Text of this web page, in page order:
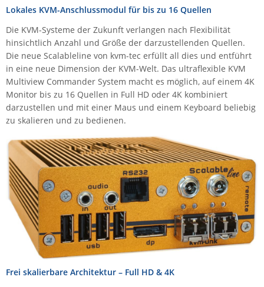
Panorama Antennas
PatchSee
Power Kingdom
Poynting
Raritan
Riello UPS
Server Technology
Siretta
SIRIO Antenne
Sunbird
Tactical Software
TEKTELIC
Teltonika
Unwired Networks
Vision
Lokales KVM-Anschlussmodul für bis zu 16 Quellen
Die KVM-Systeme der Zukunft verlangen nach Flexibilität
hinsichtlich Anzahl und Größe der darzustellenden Quellen.
Die neue Scalableline von kvm-tec erfüllt all dies und entführt
in eine neue Dimension der KVM-Welt. Das ultraflexible KVM
Multiview Commander System macht es möglich, auf einem 4K
Monitor bis zu 16 Quellen in Full HD oder 4K kombiniert
darzustellen und mit einer Maus und einem Keyboard beliebig
zu skalieren und zu bedienen.
Frei skalierbare Architektur – Full HD & 4K